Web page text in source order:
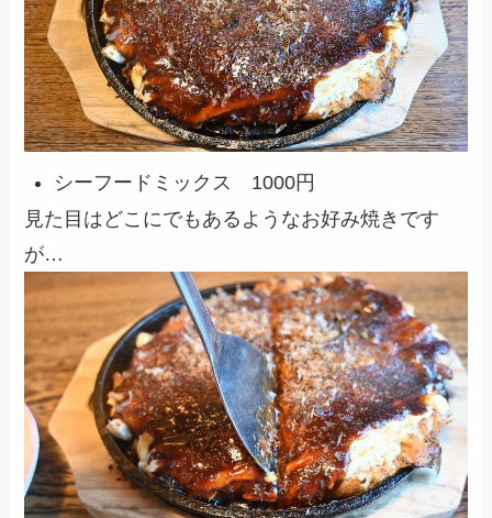
シーフードミックス 1000円
見た目はどこにでもあるようなお好み焼きです
が…